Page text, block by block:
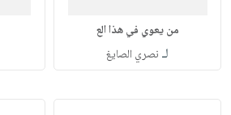
من يعوي في هذا الع
لـ نصري الصايغ